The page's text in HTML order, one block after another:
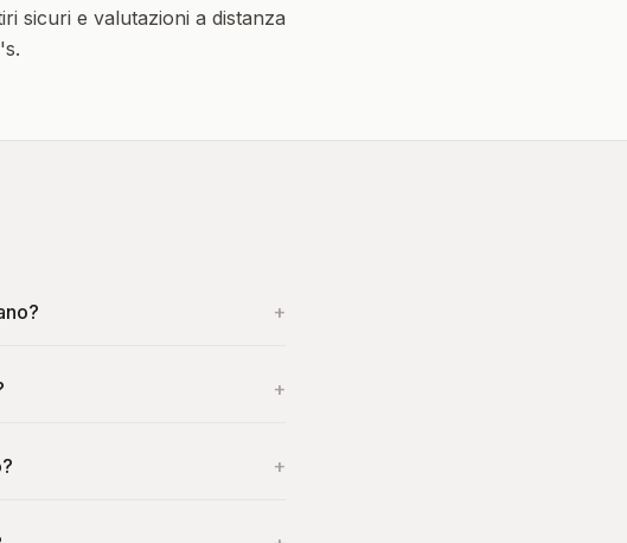
sicuri e valutazioni a distanza
+
+
+